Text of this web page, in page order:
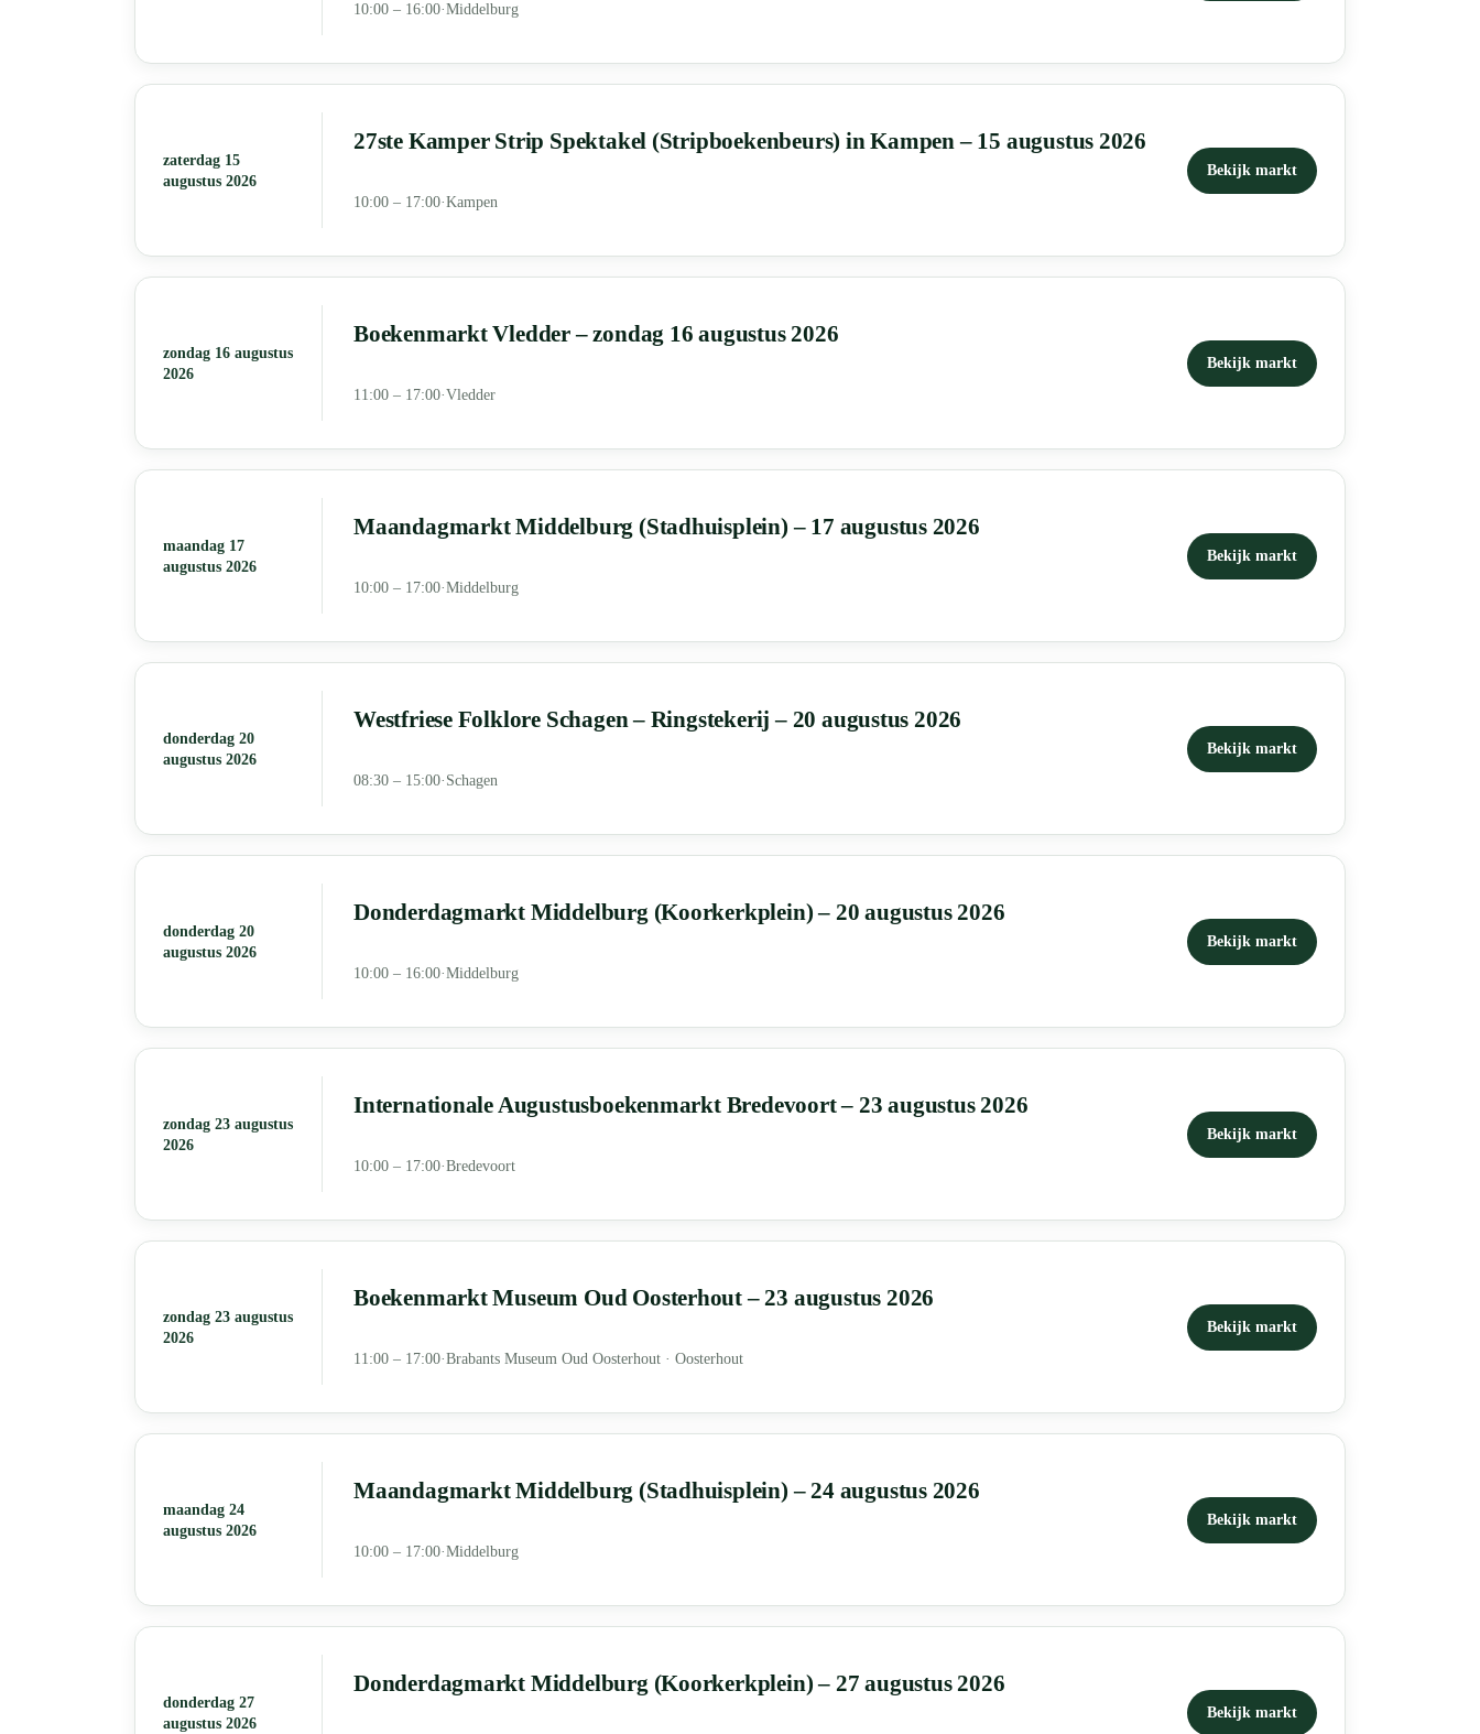
10:00 – 16:00·Middelburg
zaterdag 15
augustus 2026
27ste Kamper Strip Spektakel (Stripboekenbeurs) in Kampen – 15 augustus 2026
10:00 – 17:00·Kampen
Bekijk markt
zondag 16 augustus
2026
Boekenmarkt Vledder – zondag 16 augustus 2026
11:00 – 17:00·Vledder
Bekijk markt
maandag 17
augustus 2026
Maandagmarkt Middelburg (Stadhuisplein) – 17 augustus 2026
10:00 – 17:00·Middelburg
Bekijk markt
donderdag 20
augustus 2026
Westfriese Folklore Schagen – Ringstekerij – 20 augustus 2026
08:30 – 15:00· Schagen
Bekijk markt
donderdag 20
augustus 2026
Donderdagmarkt Middelburg (Koorkerkplein) – 20 augustus 2026
10:00 – 16:00·Middelburg
Bekijk markt
zondag 23 augustus
2026
Internationale Augustusboekenmarkt Bredevoort – 23 augustus 2026
10:00 – 17:00·Bredevoort
Bekijk markt
zondag 23 augustus
2026
Boekenmarkt Museum Oud Oosterhout – 23 augustus 2026
11:00 – 17:00·Brabants Museum Oud Oosterhout · Oosterhout
Bekijk markt
maandag 24
augustus 2026
Maandagmarkt Middelburg (Stadhuisplein) – 24 augustus 2026
10:00 – 17:00·Middelburg
Bekijk markt
donderdag 27
augustus 2026
Donderdagmarkt Middelburg (Koorkerkplein) – 27 augustus 2026
Bekijk markt